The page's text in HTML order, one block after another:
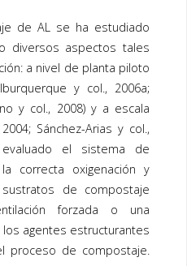
de AL se ha estudiado
diversos aspectos tales
a nivel de planta piloto
y col., 2006a;
y col., 2008) y a escala
Sánchez-Arias y col.,
el sistema de
correcta oxigenación y
de compostaje
forzada o una
agentes estructurantes
proceso de compostaje.